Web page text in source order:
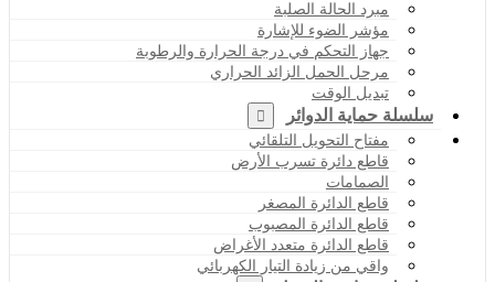
مبرد الحالة الصلبة
مؤشر الضوء للإشارة
جهاز التحكم في درجة الحرارة والرطوبة
مرحل الحمل الزائد الحراري
تبديل الوقت
سلسلة حماية الدوائر
مفتاح التحويل التلقائي
قاطع دائرة تسرب الأرض
الصمامات
قاطع الدائرة المصغر
قاطع الدائرة المصبوب
قاطع الدائرة متعدد الأغراض
واقي من زيادة التيار الكهربائي